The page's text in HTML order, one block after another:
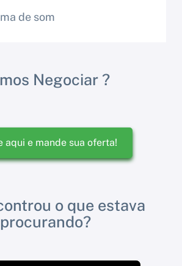
de som
Negociar ?
aqui e mande sua oferta!
o que estava
procurando?